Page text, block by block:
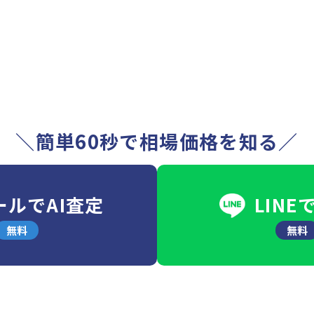
＼簡単60秒で相場価格を知る／
ルでAI査定
無料
LINE
無料